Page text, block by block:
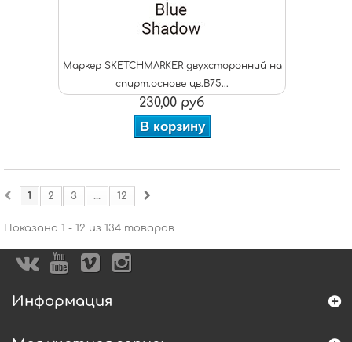
Маркер SKETCHMARKER двухсторонний на
спирт.основе цв.B75...
230,00 руб
В корзину
1 2 3 ... 12
Показано 1 - 12 из 134 товаров
Информация